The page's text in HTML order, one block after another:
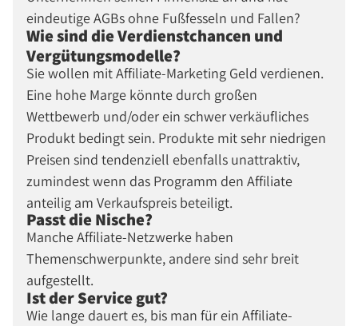
eindeutige AGBs ohne Fußfesseln und Fallen?
Wie sind die Verdienstchancen und
Vergütungsmodelle?
Sie wollen mit Affiliate-Marketing Geld verdienen.
Eine hohe Marge könnte durch großen
Wettbewerb und/oder ein schwer verkäufliches
Produkt bedingt sein. Produkte mit sehr niedrigen
Preisen sind tendenziell ebenfalls unattraktiv,
zumindest wenn das Programm den Affiliate
anteilig am Verkaufspreis beteiligt.
Passt die Nische?
Manche Affiliate-Netzwerke haben
Themenschwerpunkte, andere sind sehr breit
aufgestellt.
Ist der Service gut?
Wie lange dauert es, bis man für ein Affiliate-